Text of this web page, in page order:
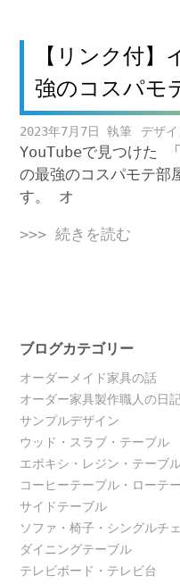
【リンク付
強のコスパモ
2023年7月7日 デザ
YouTubeで見つけた
の最強のコスパモテ部
す。 オ
>>> 続きを読む
ブログカテゴリー
オーダーメイド家具の話
オーダー家具製作職人の日
サンプルデザイン
ウッド・スラブ・テーブル
エポキシ・レジン・テーブ
コーヒーテーブル・ローテ
サイドテーブル
ソファ・椅子・シングルチ
ダイニングテーブル
テレビボード・テレビ台